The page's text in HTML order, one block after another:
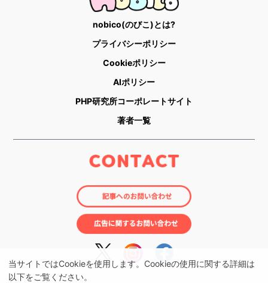
当サイトではCookieを使用します。Cookieの使用に関する詳細は
以下をご覧ください。
nobico(のびこ)とは?
プライバシーポリシー
Cookieポリシー
AIポリシー
PHP研究所コーポレートサイト
著者一覧